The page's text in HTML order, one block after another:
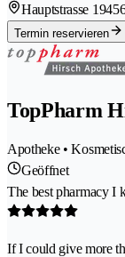
Hauptstrasse 19
Termin reservieren
TopPharm
Apotheke •
Geöffnet
The best pharmacy I
If I could give more